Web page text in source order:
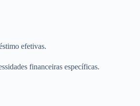
efetivas.
financeiras específicas.